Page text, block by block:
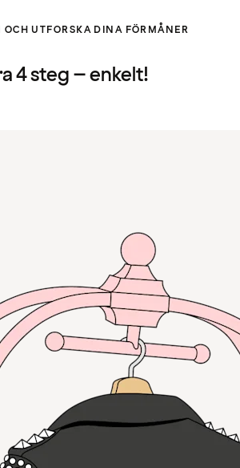
OCH UTFORSKA DINA FÖRMÅNER
4 steg – enkelt!